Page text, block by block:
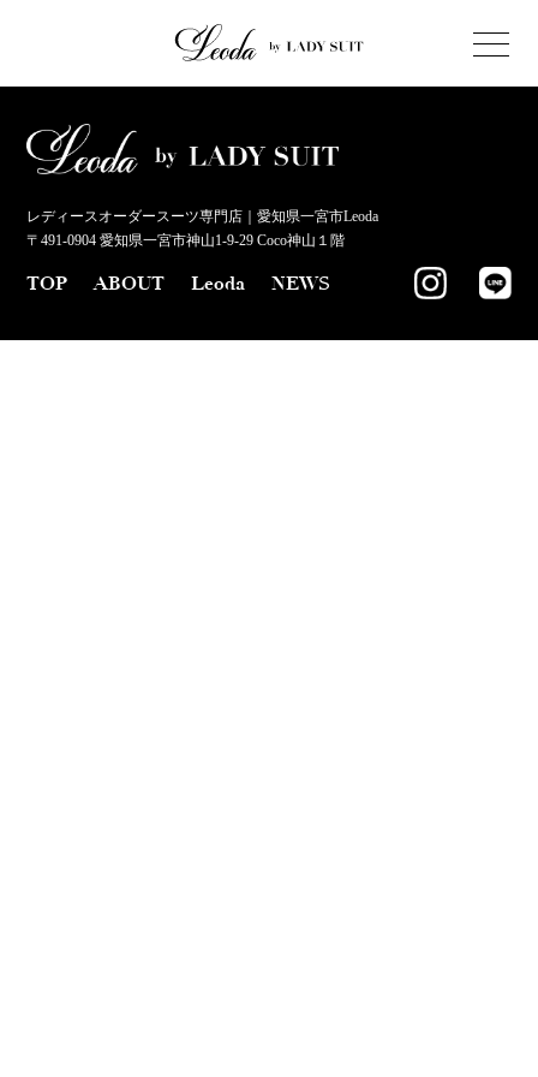
レディースオーダースーツ専門店｜愛知県一宮市Leoda
〒491-0904 愛知県一宮市神山1-9-29 Coco神山１階
TOP ABOUT Leoda NEWS